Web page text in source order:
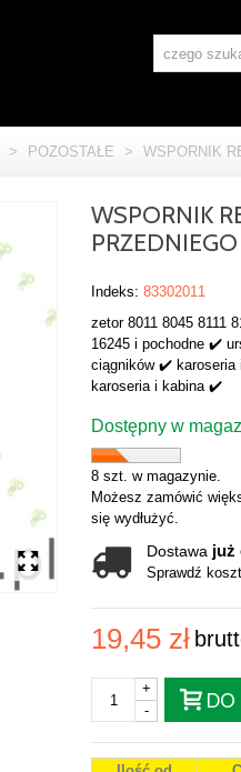
> POZOSTAŁE > WSPORNIK
WSPORNIK
Indeks: 83302011
zetor 8011 8045 8111
16245 i pochodne ✔️
ciągników ✔️
karoseria i kabina ✔️
Dostępny w
8 szt. w magazynie.
Możesz zamówić
się wydłużyć.
Dostawa już
Sprawdź
19,45 zł
-
+
DO